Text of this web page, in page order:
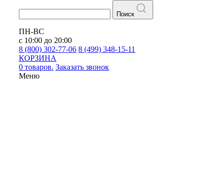
Поиск
ПН-ВС
с 10:00 до 20:00
8 (800) 302-77-06 8 (499) 348-15-11
КОРЗИНА
0 товаров. Заказать звонок
Меню